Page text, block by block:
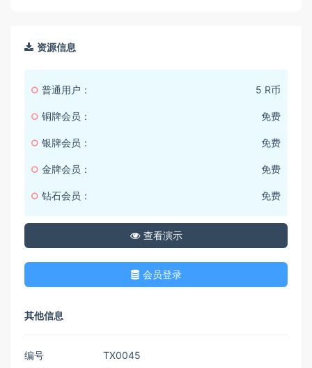
资源信息
普通用户： 5 R币
铜牌会员： 免费
银牌会员： 免费
金牌会员： 免费
钻石会员： 免费
查看演示
会员登录
其他信息
编号
TX0045